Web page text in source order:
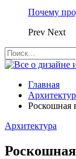
Почему
Prev Next
Главная
Роскошная
Архитектура